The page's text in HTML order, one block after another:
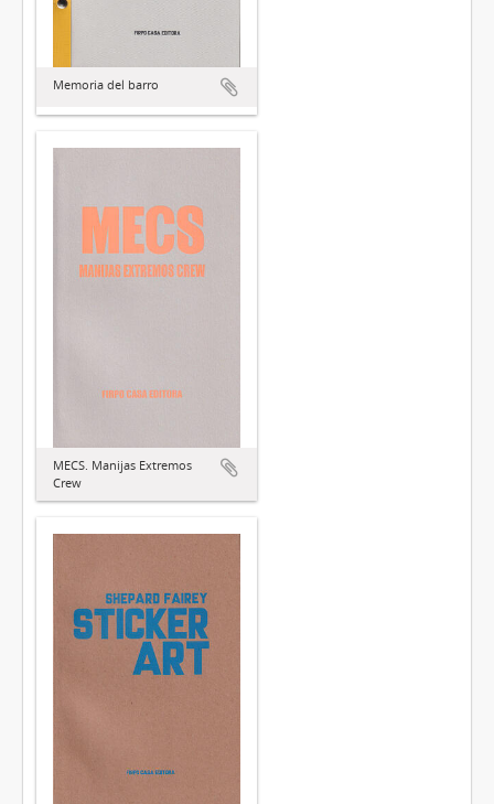
Memoria del barro
MECS. Manijas Extremos
Crew